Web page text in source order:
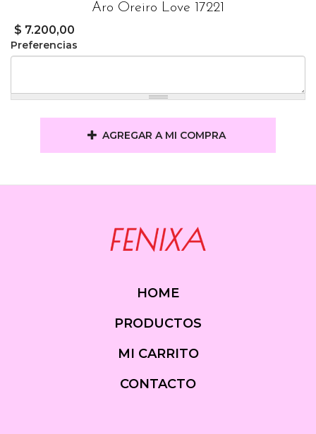
Aro Oreiro Love 17221
$ 7.200,00
Preferencias
AGREGAR A MI COMPRA
HOME
PRODUCTOS
MI CARRITO
CONTACTO